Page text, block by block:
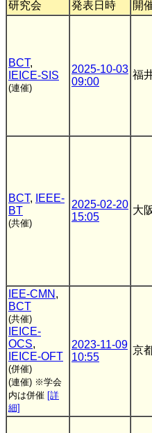
研究会 発表日時 開
BCT,
IEICE-SIS
(連催)
2025-10-03
09:00
福
BCT,
IEEE-
BT
(共催)
2025-02-20
15:05
大
IEE-CMN ,
BCT
(共催)
IEICE-
OCS,
IEICE-OFT
(併催)
(連催) ※学会
内は併催 [詳
細]
2023-11-09
10:55
京